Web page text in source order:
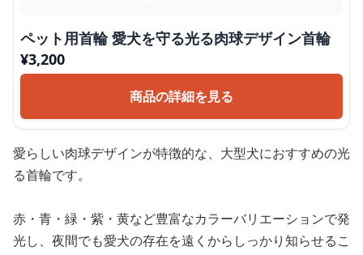
ペット用首輪 愛犬を守る光る肉球デザイン首輪
¥3,200
商品の詳細を見る
愛らしい肉球デザインが特徴的な、大型犬におすすめの光
る首輪です。
赤・青・緑・紫・黄など豊富なカラーバリエーションで発
光し、夜間でも愛犬の存在を遠くからしっかり知らせるこ